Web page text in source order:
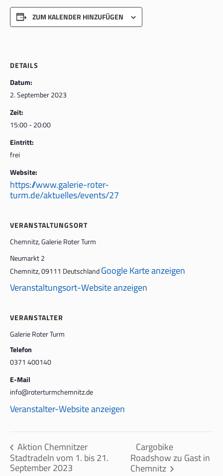
ZUM KALENDER HINZUFÜGEN
DETAILS
Datum:
2. September 2023
Zeit:
15:00 - 20:00
Eintritt:
frei
Website:
https://www.galerie-roter-
turm.de/aktuelles/events/27
VERANSTALTUNGSORT
Chemnitz, Galerie Roter Turm
Neumarkt 2
Chemnitz,09111 DeutschlandGoogle Karte anzeigen
Veranstaltungsort-Website anzeigen
VERANSTALTER
Galerie Roter Turm
Telefon
0371 400140
E-Mail
info@roterturmchemnitz.de
Veranstalter-Website anzeigen
Aktion Chemnitzer
Stadtradeln vom 1. bis 21.
September 2023
Cargobike
Roadshow zu Gast in
Chemnitz